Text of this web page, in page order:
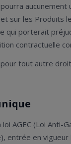
aucunement
sur les Produits
qui porterait
contractuelle
tout autre
AGEC (Loi Anti-
entrée en vigueur